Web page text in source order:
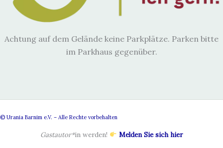
Achtung auf dem Gelände keine Parkplätze. Parken bitte
im Parkhaus gegenüber.
© Urania Barnim e.V. – Alle Rechte vorbehalten
Gastautor*in werden! Melden Sie sich hier